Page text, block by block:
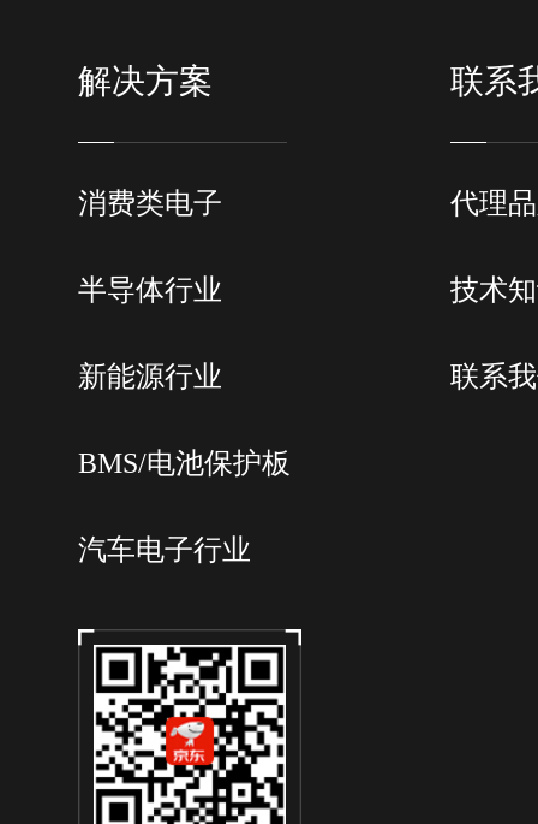
解决方案
消费类电子
半导体行业
新能源行业
BMS/电池保护板
汽车电子行业
联系
代理
技术
联系